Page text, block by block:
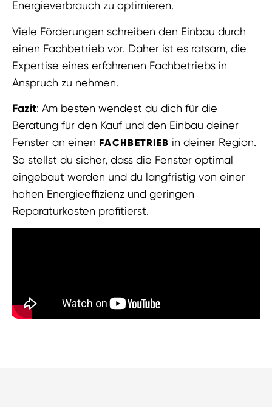
Energieverbrauch zu optimieren.
Viele Förderungen schreiben den Einbau durch
einen Fachbetrieb vor. Daher ist es ratsam, die
Expertise eines erfahrenen Fachbetriebs in
Anspruch zu nehmen.
Fazit: Am besten wendest du dich für die
Beratung für den Kauf und den Einbau deiner
Fenster an einen FACHBETRIEB in deiner Region.
So stellst du sicher, dass die Fenster optimal
eingebaut werden und du langfristig von einer
hohen Energieeffizienz und geringen
Reparaturkosten profitierst.